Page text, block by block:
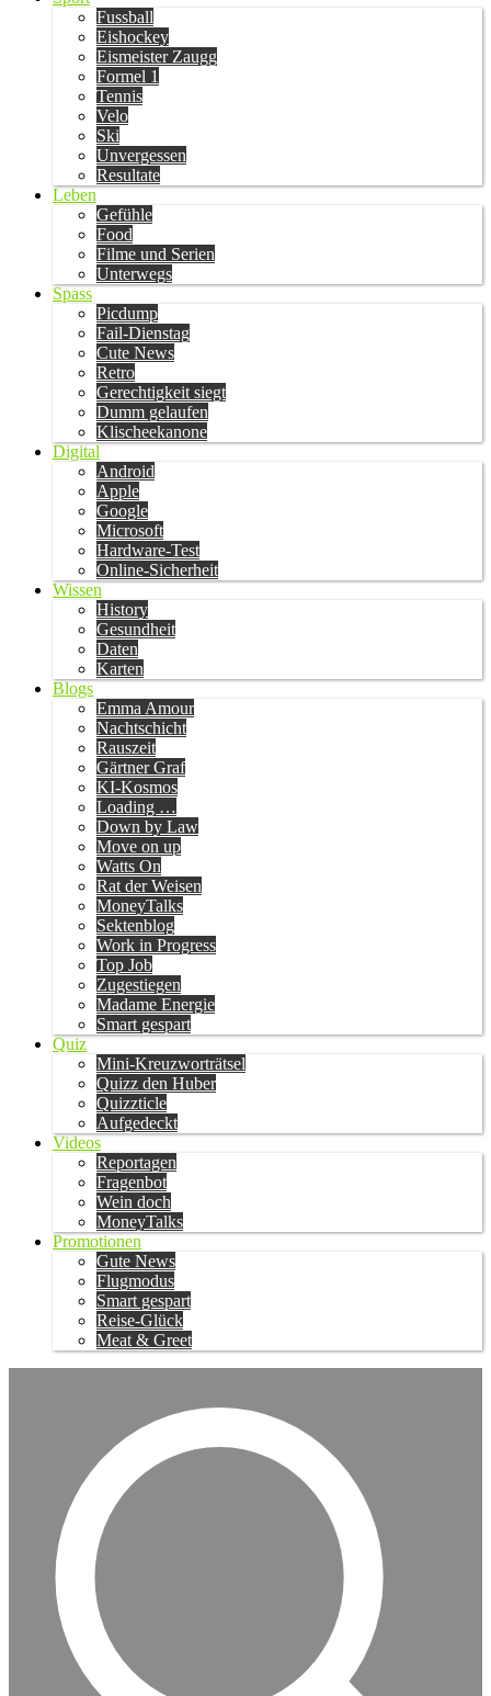
Fussball
Eishockey
Eismeister Zaugg
Formel 1
Tennis
Velo
Ski
Unvergessen
Resultate
Leben
Gefühle
Food
Filme und Serien
Unterwegs
Spass
Picdump
Fail-Dienstag
Cute News
Retro
Gerechtigkeit siegt
Dumm gelaufen
Klischeekanone
Digital
Android
Apple
Google
Microsoft
Hardware-Test
Online-Sicherheit
Wissen
History
Gesundheit
Daten
Karten
Blogs
Emma Amour
Nachtschicht
Rauszeit
Gärtner Graf
KI-Kosmos
Loading …
Down by Law
Move on up
Watts On
Rat der Weisen
MoneyTalks
Sektenblog
Work in Progress
Top Job
Zugestiegen
Madame Energie
Smart gespart
Quiz
Mini-Kreuzworträtsel
Quizz den Huber
Quizzticle
Aufgedeckt
Videos
Reportagen
Fragenbot
Wein doch
MoneyTalks
Promotionen
Gute News
Flugmodus
Smart gespart
Reise-Glück
Meat & Greet